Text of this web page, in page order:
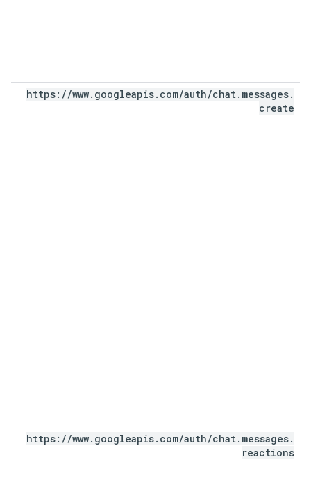
https: //www. googleapis. com/auth/chat. messages.
create
https: //www. googleapis. com/auth/chat. messages.
reactions